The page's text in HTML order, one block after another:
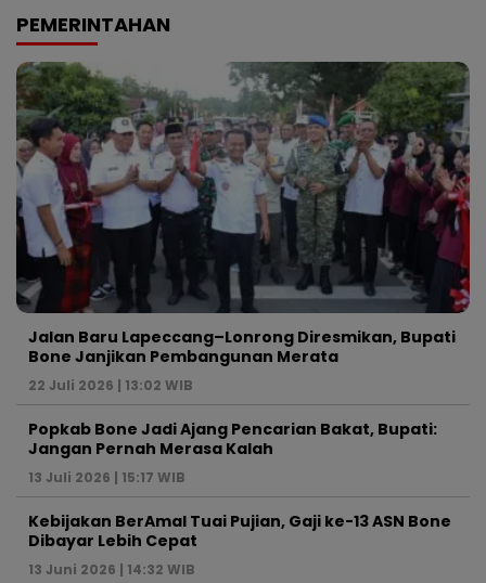
PEMERINTAHAN
Jalan Baru Lapeccang–Lonrong Diresmikan, Bupati
Bone Janjikan Pembangunan Merata
22 Juli 2026 | 13:02 WIB
Popkab Bone Jadi Ajang Pencarian Bakat, Bupati:
Jangan Pernah Merasa Kalah
13 Juli 2026 | 15:17 WIB
Kebijakan BerAmal Tuai Pujian, Gaji ke-13 ASN Bone
Dibayar Lebih Cepat
13 Juni 2026 | 14:32 WIB